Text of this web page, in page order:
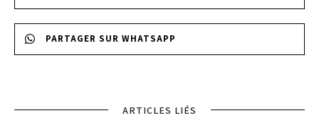
PARTAGER SUR WHATSAPP
ARTICLES LIÉS